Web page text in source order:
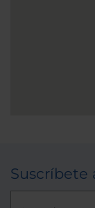
Suscríbete